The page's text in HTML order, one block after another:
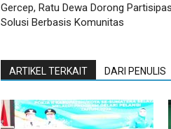
Gercep, Ratu Dewa Dorong
Solusi Berbasis Komunitas
ARTIKEL TERKAIT DARI PENULIS